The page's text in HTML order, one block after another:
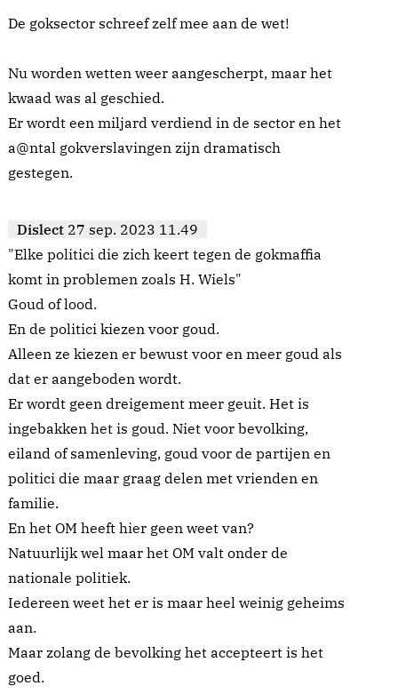
De goksector schreef zelf mee aan de wet!
Nu worden wetten weer aangescherpt, maar het
kwaad was al geschied.
Er wordt een miljard verdiend in de sector en het
a@ntal gokverslavingen zijn dramatisch
gestegen.
Dislect 27 sep. 2023 11.49
"Elke politici die zich keert tegen de gokmaffia
komt in problemen zoals H. Wiels"
Goud of lood.
En de politici kiezen voor goud.
Alleen ze kiezen er bewust voor en meer goud als
dat er aangeboden wordt.
Er wordt geen dreigement meer geuit. Het is
ingebakken het is goud. Niet voor bevolking,
eiland of samenleving, goud voor de partijen en
politici die maar graag delen met vrienden en
familie.
En het OM heeft hier geen weet van?
Natuurlijk wel maar het OM valt onder de
nationale politiek.
Iedereen weet het er is maar heel weinig geheims
aan.
Maar zolang de bevolking het accepteert is het
goed.